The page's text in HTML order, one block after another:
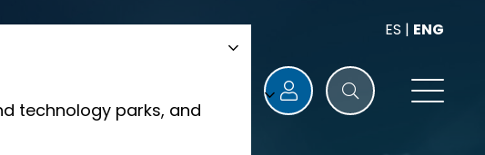
ES | ENG
technology parks, and